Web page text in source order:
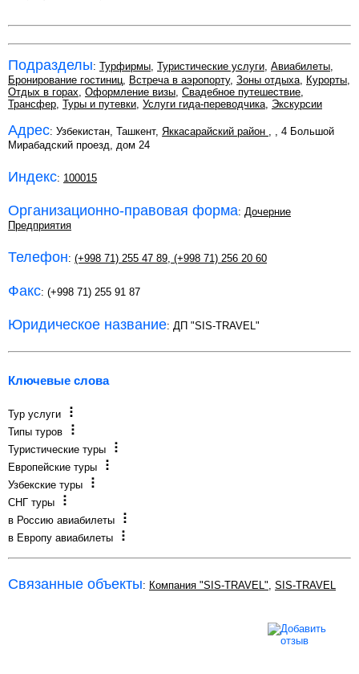
Подразделы: Турфирмы, Туристические услуги, Авиабилеты,
Бронирование гостиниц, Встреча в аэропорту, Зоны отдыха, Курорты,
Отдых в горах, Оформление визы, Свадебное путешествие,
Трансфер, Туры и путевки, Услуги гида-переводчика, Экскурсии
Адрес: Узбекистан, Ташкент, Яккасарайский район , , 4 Большой
Мирабадский проезд, дом 24
Индекс: 100015
Организационно-правовая форма: Дочерние
Предприятия
Телефон: (+998 71) 255 47 89 (+998 71) 256 20 60
Факс: (+998 71) 255 91 87
Юридическое название: ДП "SIS-TRAVEL"
Ключевые слова
Тур услуги
Типы туров
Туристические туры
Европейские туры
Узбекские туры
СНГ туры
в Россию авиабилеты
в Европу авиабилеты
Связанные объекты: Компания "SIS-TRAVEL", SIS-TRAVEL